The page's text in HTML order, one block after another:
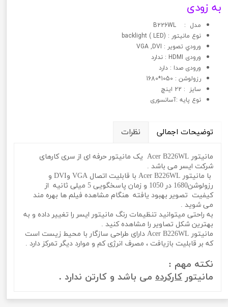
به زودی
مدل : B226WL
نوع مانيتور : (LED ) backlight
ورودي تصوير : VGA ,DVI
ورودی HDMI : ندارد
ورودی صدا : دارد
رزولوشن : 1050*1680
سايز : 22 اینچ
نوع پايه :آسانسوری
توضیحات اجمالی نظرات
مانیتور Acer B226WL یک مانیتور حرفه ای از سری کارهای
شرکت ایسر می باشد .
با مانیتور Acer B226WL با قابلیت اتصال VGA وDVI و
رزولوشن1680 در 1050 و زمان پاسخگویی 5 میلی ثانیه از
کیفیت تصویر بهبود یافته هنگام مشاهده فیلم ها بهره مند
می شوید .
به راحتی میتوانید تنظیمات رنگ مانیتور ایسر را تغییر داده و به
بهترین شکل تصاویر را مشاهده کنید .
مانیتور Acer B226WL دارای طراحی سازگار با محیط زیست است
که بر قابلیت بازیافت ، مصرف انرژی کم و موارد دیگر تمرکز دارد .
نکته مهم :
مانیتور کارکرده می باشد و کارتن ندارد .